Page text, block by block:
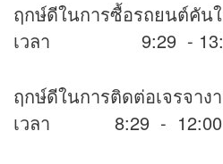
ฤกษ์ดีในการซื้อรถยนต์คัน
เวลา 9:29 -
ฤกษ์ดีในการติดต่อเจรจาง
เวลา 8:29 - 12:00